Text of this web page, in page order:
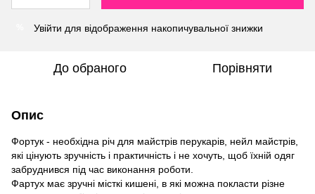
Увійти для відображення накопичувальної знижки
До обраного Порівняти
Опис
Фортук - необхідна річ для майстрів перукарів, нейл майстрів,
які цінують зручність і практичність і не хочуть, щоб їхній одяг
забруднився під час виконання роботи.
Фартух має зручні місткі кишені, в які можна покласти різне